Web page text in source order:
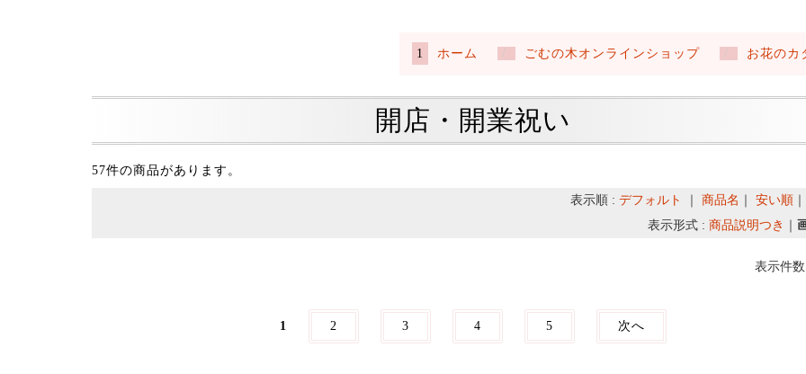
ホーム ごむの木オンラインショップ お花のカ
開店・開業祝い
57件の商品があります。
表示順 : デフォルト 商品名 安い順
表示形式 : 商品説明つき
表示件
1 2 3 4 5 次へ